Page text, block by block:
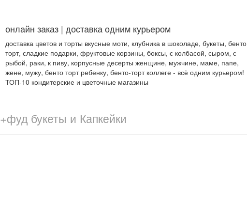
онлайн заказ | доставка одним курьером
доставка цветов и торты вкусные моти, клубника в шоколаде, букеты, бенто
торт, сладкие подарки, фруктовые корзины, боксы, с колбасой, сыром, с
рыбой, раки, к пиву, корпусные десерты женщине, мужчине, маме, папе,
жене, мужу, бенто торт ребенку, бенто-торт коллеге - всё одним курьером!
ТОП-10 кондитерские и цветочные магазины
+фуд букеты и Капкейки